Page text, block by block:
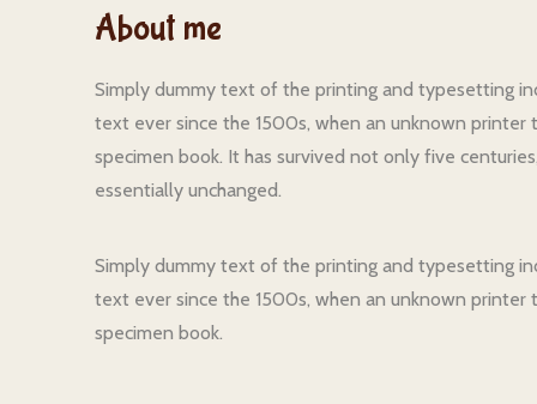
About me
Simply dummy text of the printing and typesetting
text ever since the 1500s, when an unknown
specimen book. It has survived not only five
essentially unchanged.
Simply dummy text of the printing and typesetting
text ever since the 1500s, when an unknown
specimen book.